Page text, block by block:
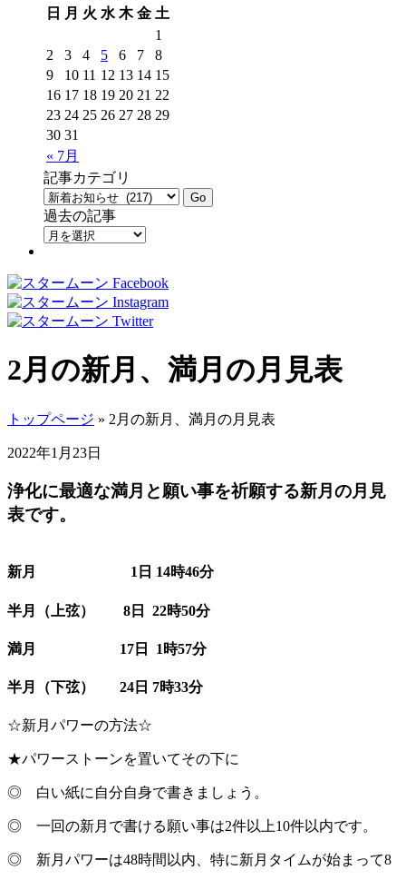
日
月 火 水 木 金 土
« 7月
1
2
3 4 5 6 7
8
9
10 11 12 13 14 15
16 17 18 19 20 21 22
23 24 25 26 27 28 29
30 31
記事カテゴリ
過去の記事
2月の新月、満月の月見表
トップページ » 2月の新月、満月の月見表
2022年1月23日
浄化に最適な満月と願い事を祈願する新月の月見
表です。
新月 1日 14時46分
半月（上弦） 8日 22時50分
満月 17日 1時57分
半月（下弦） 24日 7時33分
☆新月パワーの方法☆
★パワーストーンを置いてその下に
◎ 白い紙に自分自身で書きましょう。
◎ 一回の新月で書ける願い事は2件以上10件以内です。
◎ 新月パワーは48時間以内、特に新月タイムが始まって8